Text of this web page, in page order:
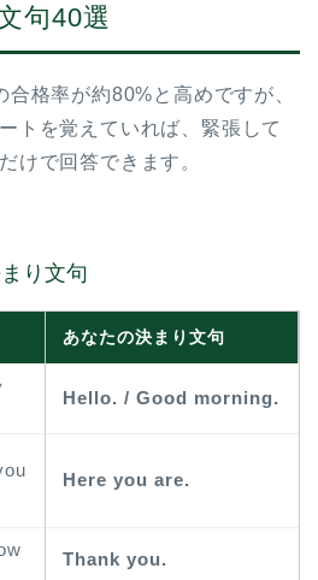
句40選
格率が約80%と高めですが、
トを覚えていれば、緊張して
けで回答できます。
り文句
あなたの決まり文句
Hello. / Good morning.
Here you are.
Thank you.